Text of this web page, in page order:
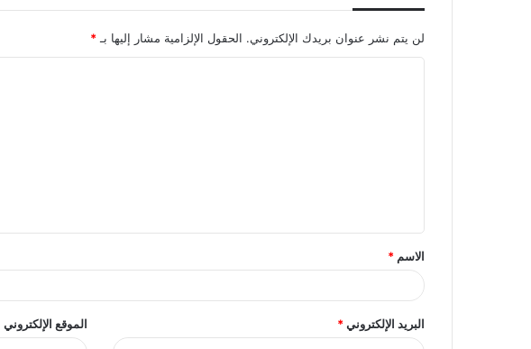
لن يتم نشر عنوان بريدك الإلكتروني. الحقول الإلزامية مشار إليها بـ *
ق
*
الاسم *
البريد الإلكتروني* الموقع الإلكتروني